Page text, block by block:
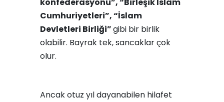
Cumhuriyetleri”, “İslam
Devletleri Birliği”gibi bir birlik
olabilir. Bayrak tek, sancaklar çok
olur.
Ancak otuz yıl dayanabilen hilafet